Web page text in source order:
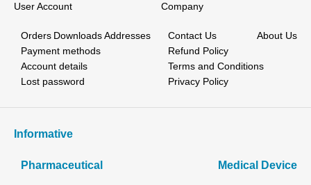
User Account
Orders Downloads Addresses
Payment methods
Account details
Lost password
Company
Contact Us
About Us
Refund Policy
Terms and Conditions
Privacy Policy
Informative
Pharmaceutical Medical Device